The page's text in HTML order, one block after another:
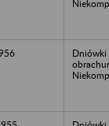
Dniówki